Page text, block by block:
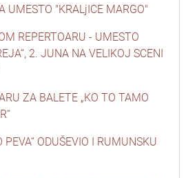
UMESTO "KRALjICE MARGO"
REPERTOARU - UMESTO
2. JUNA NA VELIKOJ SCENI
ZA BALETE „KO TO TAMO
ODUŠEVIO I RUMUNSKU